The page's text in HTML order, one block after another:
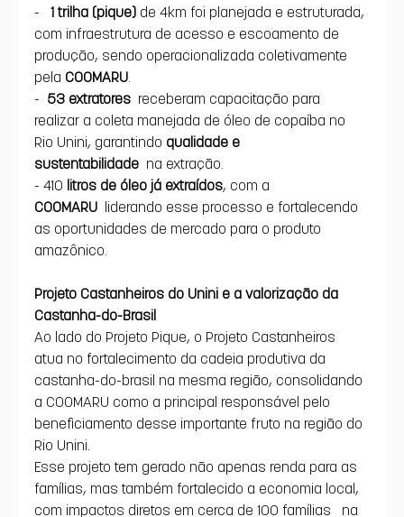
- 1 trilha (pique) de 4km foi planejada e estruturada,
com infraestrutura de acesso e escoamento de
produção, sendo operacionalizada coletivamente
pela COOMARU
- 53 extratores receberam capacitação para
realizar a coleta manejada de óleo de copaíba no
Rio Unini, garantindo qualidade e
sustentabilidade na extração.
- 410 litros de óleo já extraídos, com a
COOMARU liderando esse processo e fortalecendo
as oportunidades de mercado para o produto
amazônico.
Projeto Castanheiros do Unini e a valorização da
Castanha-do-Brasil
Ao lado do Projeto Pique, o Projeto Castanheiros
atua no fortalecimento da cadeia produtiva da
castanha-do-brasil na mesma região, consolidando
a COOMARU como a principal responsável pelo
beneficiamento desse importante fruto na região do
Rio Unini.
Esse projeto tem gerado não apenas renda para as
famílias, mas também fortalecido a economia local,
com impactos diretos em cerca de 100 famílias  na